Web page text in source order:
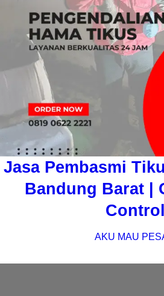
Jasa Pembasmi
Bandung Barat |
Control
AKU MAU